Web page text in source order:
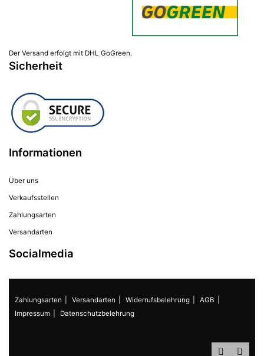
Der Versand erfolgt mit DHL GoGreen.
Sicherheit
Informationen
Über uns
Verkaufsstellen
Zahlungsarten
Versandarten
Socialmedia
Zahlungsarten Versandarten Widerrufsbelehrung
AGB
Impressum
Datenschutzbelehrung